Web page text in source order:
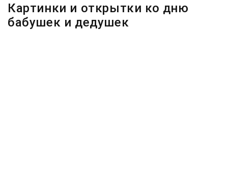
Картинки и открытки ко дню
бабушек и дедушек